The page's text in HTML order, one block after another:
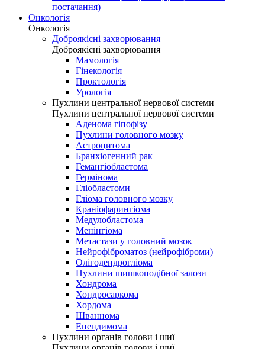
постачання)
Онкологія
Онкологія
Доброякісні захворювання
Доброякісні захворювання
Мамологія
Гінекологія
Проктологія
Урологія
Пухлини центральної нервової системи
Пухлини центральної нервової системи
Аденома гіпофізу
Пухлини головного мозку
Астроцитома
Бранхіогенний рак
Гемангіобластома
Гермінома
Гліобластоми
Гліома головного мозку
Краніофарингіома
Медулобластома
Менінгіома
Метастази у головний мозок
Нейрофіброматоз (нейрофіброми)
Олігодендрогліома
Пухлини шишкоподібної залози
Хондрома
Хондросаркома
Хордома
Шваннома
Епендимома
Пухлини органів голови і шиї